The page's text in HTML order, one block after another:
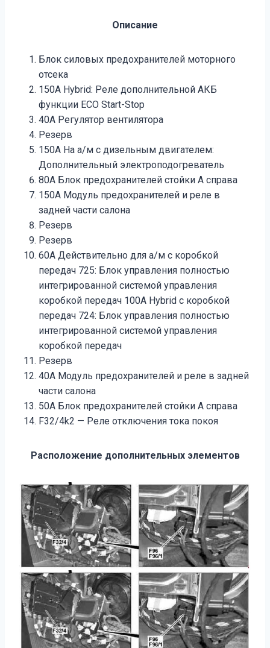
Описание
Блок силовых предохранителей моторного
отсека
150A Hybrid: Реле дополнительной АКБ
функции ECO Start-Stop
40A Регулятор вентилятора
Резерв
150A На а/м с дизельным двигателем:
Дополнительный электроподогреватель
80A Блок предохранителей стойки A справа
150A Модуль предохранителей и реле в
задней части салона
Резерв
Резерв
60A Действительно для а/м с коробкой
передач 725: Блок управления полностью
интегрированной системой управления
коробкой передач 100A Hybrid с коробкой
передач 724: Блок управления полностью
интегрированной системой управления
коробкой передач
Резерв
40A Модуль предохранителей и реле в задней
части салона
50A Блок предохранителей стойки A справа
F32/4k2 — Реле отключения тока покоя
Расположение дополнительных элементов